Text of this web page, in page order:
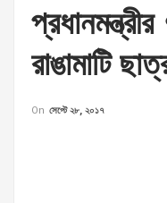
রাঙামাটি
On সেপ্টে ২৮, ২০১৭